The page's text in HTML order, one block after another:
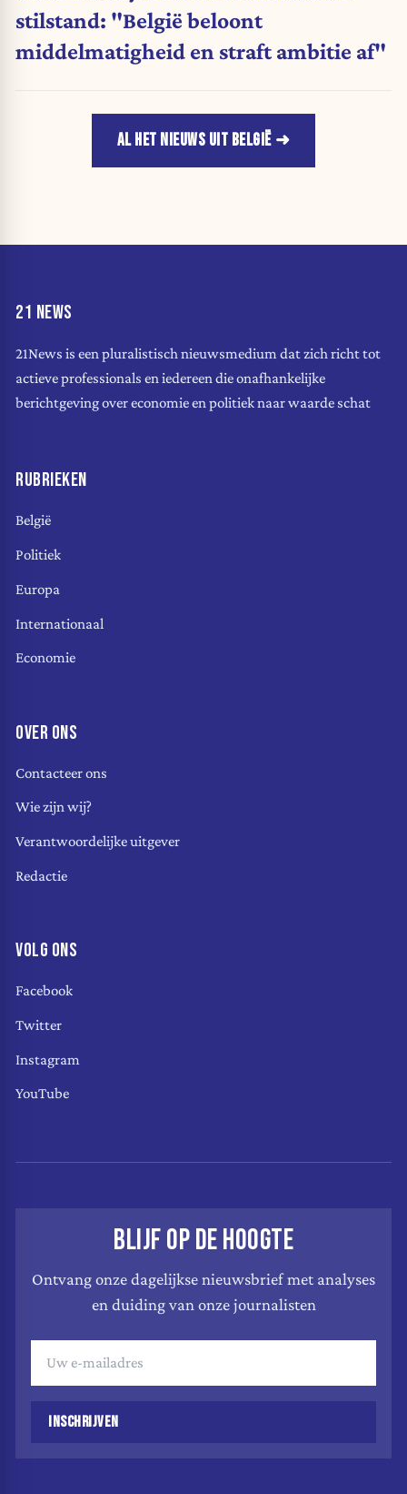
stilstand: "België beloont
middelmatigheid en straft ambitie af"
AL HET NIEUWS UIT BELGIË
21 NEWS
21News is een pluralistisch nieuwsmedium dat zich richt tot
actieve professionals en iedereen die onafhankelijke
berichtgeving over economie en politiek naar waarde schat
RUBRIEKEN
België
Politiek
Europa
Internationaal
Economie
OVER ONS
Contacteer ons
Wie zijn wij?
Verantwoordelijke uitgever
Redactie
VOLG ONS
Facebook
Twitter
Instagram
YouTube
BLIJF OP DE HOOGTE
Ontvang onze dagelijkse nieuwsbrief met analyses
en duiding van onze journalisten
INSCHRIJVEN